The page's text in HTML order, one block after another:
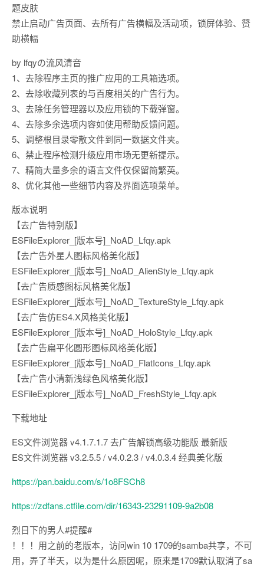
题皮肤
禁止启动广告页面、去所有广告横幅及活动项，锁屏体验、赞
助横幅
by lfqyの流风清音
1、去除程序主页的推广应用的工具箱选项。
2、去除收藏列表的与百度相关的广告行为。
3、去除任务管理器以及应用锁的下载弹窗。
4、去除多余选项内容如使用帮助反馈问题。
5、调整根目录零散文件到同一数据文件夹。
6、禁止程序检测升级应用市场无更新提示。
7、精简大量多余的语言文件仅保留简繁英。
8、优化其他一些细节内容及界面选项菜单。
版本说明
【去广告特别版】
ESFileExplorer_[版本号]_NoAD_Lfqy.apk
【去广告外星人图标风格美化版】
ESFileExplorer_[版本号]_NoAD_AlienStyle_Lfqy.apk
【去广告质感图标风格美化版】
ESFileExplorer_[版本号]_NoAD_TextureStyle_Lfqy.apk
【去广告仿ES4.X风格美化版】
ESFileExplorer_[版本号]_NoAD_HoloStyle_Lfqy.apk
【去广告扁平化圆形图标风格美化版】
ESFileExplorer_[版本号]_NoAD_FlatIcons_Lfqy.apk
【去广告小清新浅绿色风格美化版】
ESFileExplorer_[版本号]_NoAD_FreshStyle_Lfqy.apk
下载地址
ES文件浏览器 v4.1.7.1.7 去广告解锁高级功能版 最新版
ES文件浏览器 v3.2.5.5 / v4.0.2.3 / v4.0.3.4 经典美化版
https://pan.baidu.com/s/1o8FSCh8
https://zdfans.ctfile.com/dir/16343-23291109-9a2b08
烈日下的男人#提醒#
！！！用之前的老版本，访问win 10 1709的samba共享，不可
用，弄了半天，以为是什么原因呢，原来是1709默认取消了sa